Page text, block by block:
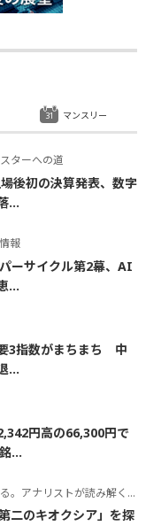
ターへの道
後初の決算発表、数字
...
報
ーサイクル第2幕、AI
...
3指数がまちまち 中
...
円高の66,300円で
...
リストが読み解くテーマの本質
二のキオクシア」を探
マンスリー